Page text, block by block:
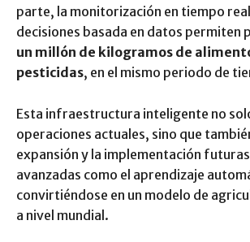
parte, la monitorización en tiempo
decisiones basada en datos permiten
un millón de kilogramos de
pesticidas, en el mismo periodo de
Esta infraestructura inteligente no
operaciones actuales, sino que
expansión y la implementación
avanzadas como el aprendizaje
convirtiéndose en un modelo de
a nivel mundial.